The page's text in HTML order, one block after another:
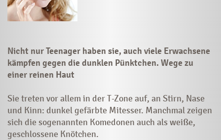
Nicht nur Teenager haben sie, auch viele Erwachsene
kämpfen gegen die dunklen Pünktchen. Wege zu
einer reinen Haut
Sie treten vor allem in der T-Zone auf, an Stirn, Nase
und Kinn: dunkel gefärbte Mitesser. Manchmal zeigen
sich die sogenannten Komedonen auch als weiße,
geschlossene Knötchen.